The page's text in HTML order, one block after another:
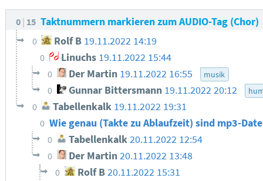
0 15 Taktnummern markieren zum AUDIO-Tag (Chor)
0 Rolf B 19.11.2022 14:19
0 Linuchs 19.11.2022 15:44
0 Der Martin 19.11.2022 16:55 musik
0 Gunnar Bittersmann 19.11.2022 20:12
0 Tabellenkalk 19.11.2022 19:31
0 Wie genau (Takte zu Ablaufzeit) sind mp3-
0 Tabellenkalk20.11.2022 12:54
0 Der Martin20.11.2022 13:48
0 Rolf B20.11.2022 15:31